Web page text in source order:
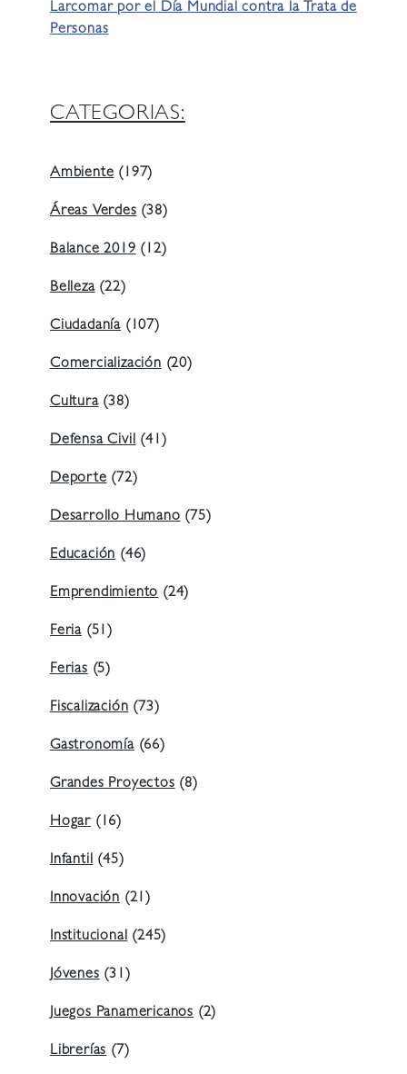
Larcomar por el Día Mundial contra la Trata de
Personas
CATEGORIAS:
Ambiente(197)
Áreas Verdes(38)
Balance 2019(12)
Belleza(22)
Ciudadanía (107)
Comercialización(20)
Cultura(38)
Defensa Civil(41)
Deporte(72)
Desarrollo Humano(75)
Educación(46)
Emprendimiento(24)
Feria (51)
Ferias(5)
Fiscalización(73)
Gastronomía(66)
Grandes Proyectos(8)
Hogar (16)
Infantil(45)
Innovación (21)
Institucional(245)
Jóvenes(31)
Juegos Panamericanos (2)
Librerías(7)